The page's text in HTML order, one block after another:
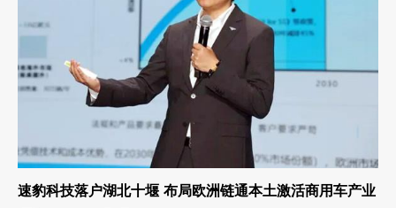
速豹科技落户湖北十堰 布局欧洲链通本土激活商用车产业